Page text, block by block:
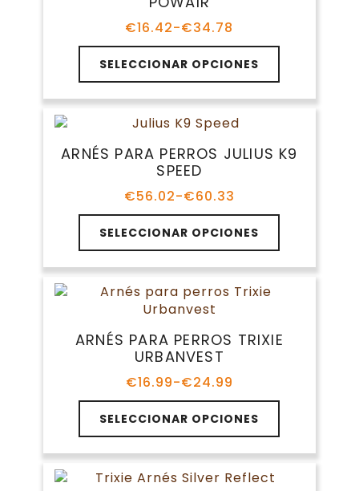
pueden
elegir
la
página
producto
€16.42-€34.78
Rango
de
precios:
desde
€16.42
hasta
€34.78
SELECCIONAR OPCIONES
Este
producto
tiene
múltiples
variantes.
Las
opciones
pueden
elegir
la
página
producto
ARNÉS PARA PERROS JULIUS K9
SPEED
€56.02-€60.33
Rango
de
precios:
desde
€56.02
hasta
€60.33
SELECCIONAR OPCIONES
Este
producto
tiene
múltiples
variantes.
opciones
se
en
página
de
producto
ARNÉS PARA PERROS TRIXIE
URBANVEST
€16.99-€24.99
Rango
de
precios:
desde
€16.99
hasta
€24.99
SELECCIONAR OPCIONES
Este
producto
tiene
múltiples
variantes.